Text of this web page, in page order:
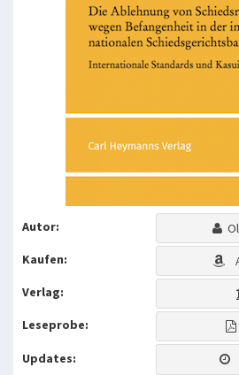
Autor:
Kaufen:
Verlag:
Leseprobe:
Updates: